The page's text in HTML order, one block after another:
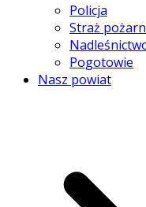
Policja
Straż
Pogotowie
Nasz powiat